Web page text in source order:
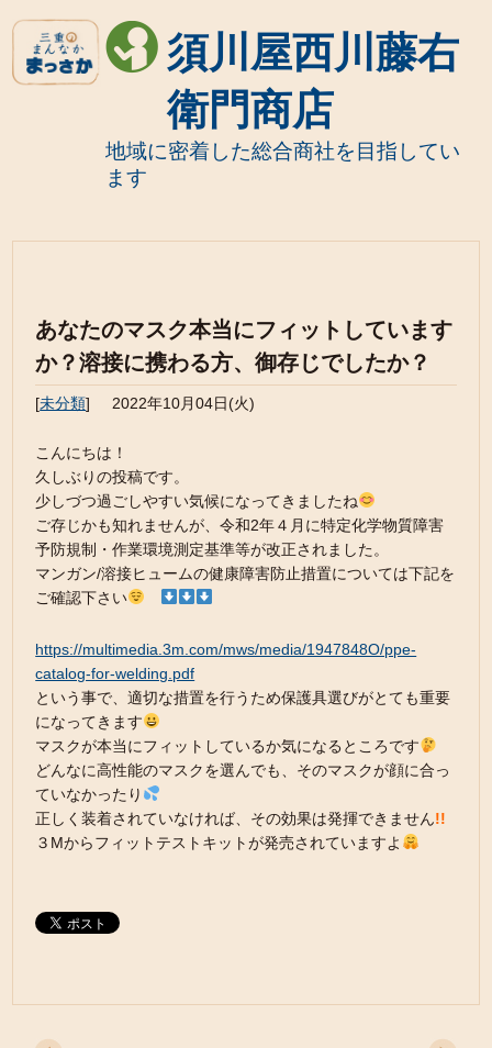
須川屋西川藤右
衛門商店
地域に密着した総合商社を目指してい
ます
あなたのマスク本当にフィットしています
か？溶接に携わる方、御存じでしたか？
[未分類] 2022年10月04日(火)
こんにちは！
久しぶりの投稿です。
少しづつ過ごしやすい気候になってきましたね
ご存じかも知れませんが、令和2年４月に特定化学物質障害
予防規制・作業環境測定基準等が改正されました。
マンガン/溶接ヒュームの健康障害防止措置については下記を
ご確認下さい
https://multimedia.3m.com/mws/media/1947848O/ppe-
catalog-for-welding.pdf
という事で、適切な措置を行うため保護具選びがとても重要
になってきます
マスクが本当にフィットしているか気になるところです
どんなに高性能のマスクを選んでも、そのマスクが顔に合っ
ていなかったり
正しく装着されていなければ、その効果は発揮できません!!
３Mからフィットテストキットが発売されていますよ